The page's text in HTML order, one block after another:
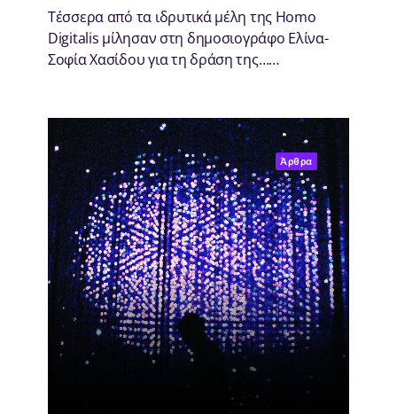
Τέσσερα από τα ιδρυτικά μέλη της Homo
Digitalis μίλησαν στη δημοσιογράφο Ελίνα-
Σοφία Χασίδου για τη δράση της……
Άρθρα